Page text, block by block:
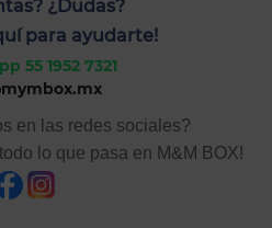
¿Dudas?
para ayudarte!
55 1952 7321
en las redes sociales?
lo que pasa en M&M BOX!